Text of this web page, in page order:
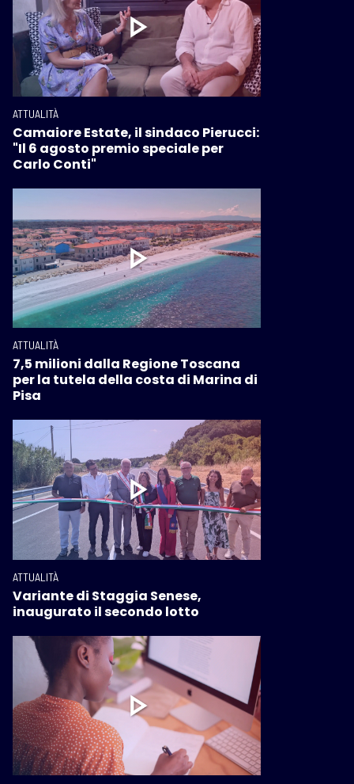
ATTUALITÀ
Camaiore Estate, il sindaco Pierucci:
"Il 6 agosto premio speciale per
Carlo Conti"
ATTUALITÀ
7,5 milioni dalla Regione Toscana
per la tutela della costa di Marina di
Pisa
ATTUALITÀ
Variante di Staggia Senese,
inaugurato il secondo lotto